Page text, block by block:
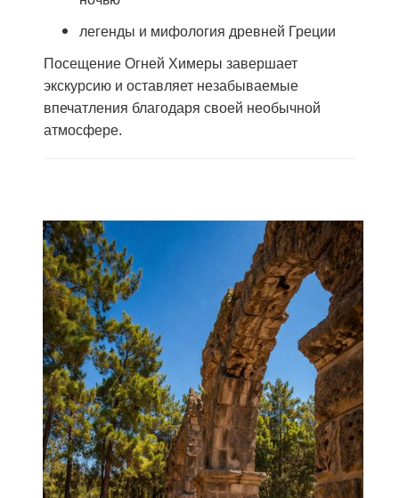
легенды и мифология древней Греции
Посещение Огней Химеры завершает
экскурсию и оставляет незабываемые
впечатления благодаря своей необычной
атмосфере.